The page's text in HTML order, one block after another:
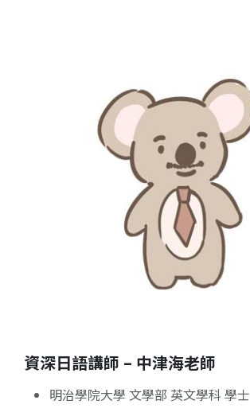
資深日語講師 – 中津海老師
明治學院大學 文學部 英文學科 學士